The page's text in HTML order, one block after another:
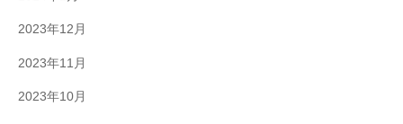
2023年12月
2023年11月
2023年10月